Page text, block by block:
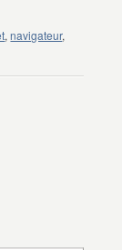
,navigateur,